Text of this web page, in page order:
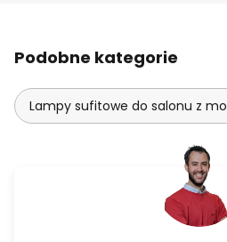
Podobne kategorie
Lampy sufitowe do salonu z